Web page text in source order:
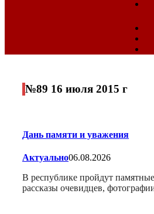
№89 16 июля 2015 г
Дань памяти и уважения
Актуально06.08.2026
В республике пройдут
рассказы очевидцев,